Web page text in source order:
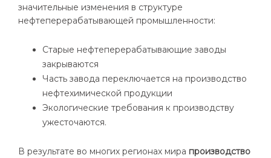
значительные изменения в структуре
нефтеперерабатывающей промышленности:
Старые нефтеперерабатывающие заводы
закрываются
Часть завода переключается на производство
нефтехимической продукции
Экологические требования к производству
ужесточаются.
В результате во многих регионах мира производство